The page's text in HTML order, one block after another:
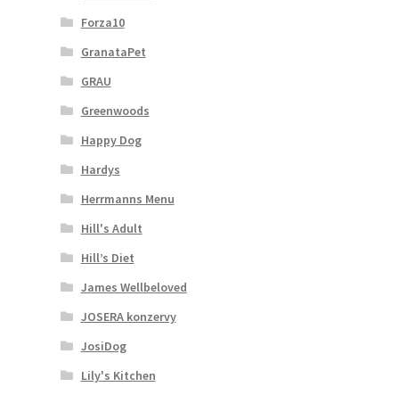
Forza10
GranataPet
GRAU
Greenwoods
Happy Dog
Hardys
Herrmanns Menu
Hill's Adult
Hill’s Diet
James Wellbeloved
JOSERA konzervy
JosiDog
Lily's Kitchen